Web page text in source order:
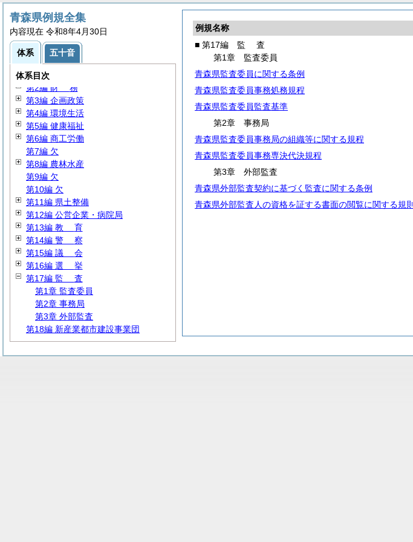
例規名称
■ 第17編 監 査
第1章 監査委員
青森県監査委員に関する条例
青森県監査委員事務処務規程
青森県監査委員監査基準
第2章 事務局
青森県監査委員事務局の組織等に関する規程
青森県監査委員事務専決代決規程
第3章 外部監査
青森県外部監査契約に基づく監査に関する条例
青森県外部監査人の資格を証する書面の閲覧に関する規則
青森県例規全集
内容現在 令和8年4月30日
体系 五十音
体系目次
第1編総務
第1編の2
第2編 財 務
第3編 企画政策
第4編 環境生活
第5編 健康福祉
第6編 商工労働
第7編 欠
第8編 農林水産
第9編 欠
第10編 欠
第11編 県土整備
第12編 公営企業・病院局
第13編 教 育
第14編 警 察
第15編 議 会
第16編 選 挙
第17編 監 査
第1章 監査委員
第2章 事務局
第3章 外部監査
第18編 新産業都市建設事業団